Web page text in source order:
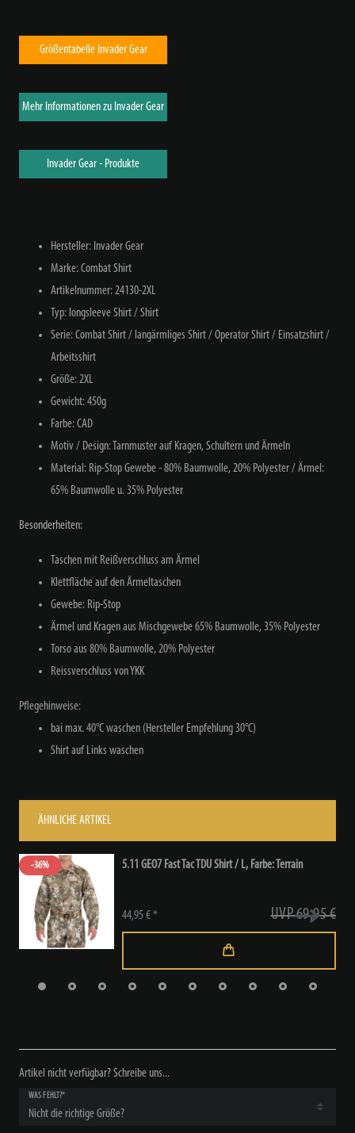
Größentabelle Invader Gear
Mehr Informationen zu Invader Gear
Invader Gear - Produkte
Hersteller: Invader Gear
Marke: Combat Shirt
Artikelnummer: 24130-2XL
Typ: longsleeve Shirt / Shirt
Serie: Combat Shirt / langärmliges Shirt / Operator Shirt / Einsatzshirt /
Arbeitsshirt
Größe: 2XL
Gewicht: 450g
Farbe: CAD
Motiv / Design: Tarnmuster auf Kragen, Schultern und Ärmeln
Material: Rip-Stop Gewebe - 80% Baumwolle, 20% Polyester / Ärmel:
65% Baumwolle u. 35% Polyester
Besonderheiten:
Taschen mit Reißverschluss am Ärmel
Klettfläche auf den Ärmeltaschen
Gewebe: Rip-Stop
Ärmel und Kragen aus Mischgewebe 65% Baumwolle, 35% Polyester
Torso aus 80% Baumwolle, 20% Polyester
Reissverschluss von YKK
Pflegehinweise:
bai max. 40°C waschen (Hersteller Empfehlung 30°C)
Shirt auf Links waschen
ÄHNLICHE ARTIKEL
-36% 5.11 GEO7 Fast Tac TDU Shirt / L, Farbe: Terrain
UVP 69,95 €
44,95 € *
Artikel nicht verfügbar? Schreibe uns...
WAS FEHLT?*